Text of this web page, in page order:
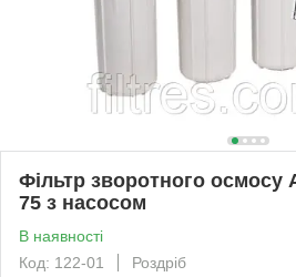
Фільтр зворотного осмосу
75 з насосом
В наявності
Код: 122-01
Роздріб